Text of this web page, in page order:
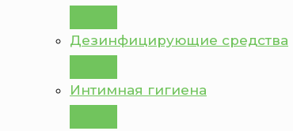
Дезинфицирующие средства
Интимная гигиена